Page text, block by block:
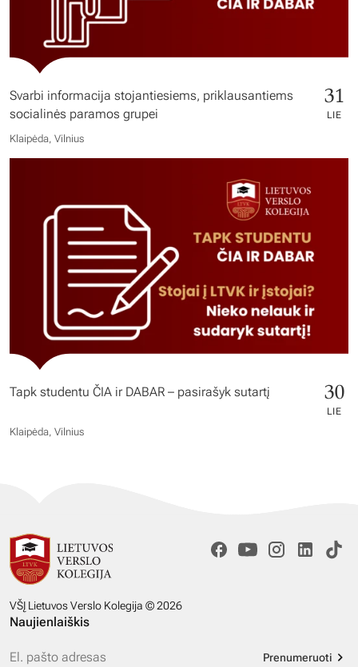
Svarbi informacija stojantiesiems, priklausantiems
socialinės paramos grupei
31
LIE
Klaipėda, Vilnius
Tapk studentu ČIA ir DABAR – pasirašyk sutartį 30
LIE
Klaipėda, Vilnius
VŠĮ Lietuvos Verslo Kolegija © 2026
Naujienlaiškis
Prenumeruoti